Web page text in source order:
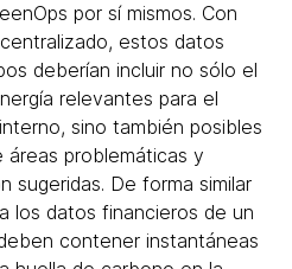
por sí mismos. Con
estos datos
deberían incluir no sólo el
relevantes para el
sino también posibles
problemáticas y
sugeridas. De forma similar
los datos financieros de un
contener instantáneas